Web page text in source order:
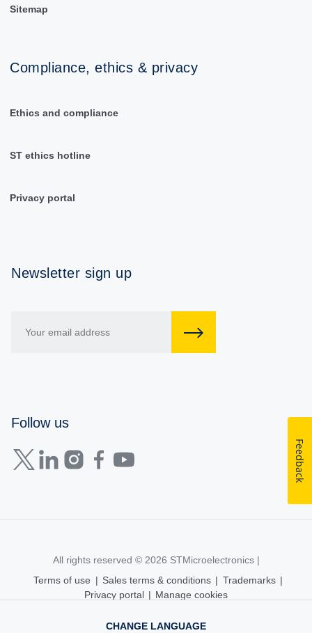
CHANGE LANGUAGE
Sitemap
Compliance, ethics & privacy
Ethics and compliance
ST ethics hotline
Privacy portal
Newsletter sign up
Follow us
All rights reserved © 2026 STMicroelectronics |
Terms of use | Sales terms & conditions | Trademarks |
Privacy portal | Manage cookies
Feedback